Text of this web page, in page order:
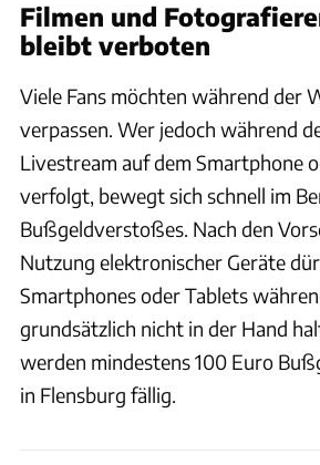
Filmen und
bleibt verboten
Viele Fans möchten während der
verpassen. Wer jedoch während
Livestream auf dem Smartphone
verfolgt, bewegt sich schnell im
Bußgeldverstoßes. Nach den
Nutzung elektronischer Geräte
Smartphones oder Tablets
grundsätzlich nicht in der Hand
werden mindestens 100 Euro
in Flensburg fällig.